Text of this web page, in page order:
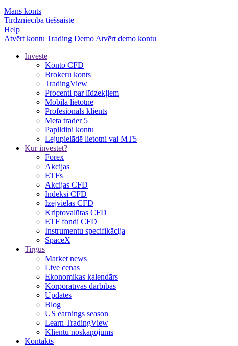
Mans konts
Tirdzniecība tiešsaistē
Help
Atvērt kontu Trading Demo Atvērt demo kontu
Investē
Konto CFD
Brokeru konts
TradingView
Procenti par līdzekļiem
Mobilā lietotne
Profesionāls klients
Meta trader 5
Papildini kontu
Lejupielādē lietotni vai MT5
Kur investēt?
Forex
Akcijas
ETFs
Akcijas CFD
Indeksi CFD
Izejvielas CFD
Kriptovalūtas CFD
ETF fondi CFD
Instrumentu specifikācija
SpaceX
Tirgus
Market news
Live cenas
Ekonomikas kalendārs
Korporatīvās darbības
Updates
Blog
US earnings season
Learn TradingView
Klientu noskaņojums
Kontakts